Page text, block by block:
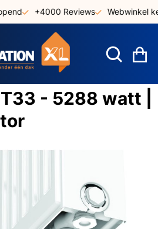
+4000 Reviews Webwinkel
- 5288 watt |